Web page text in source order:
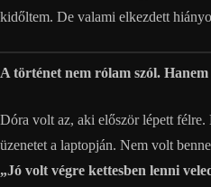
kidőltem. De valami elkezdett
A történet nem rólam szól.
Dóra volt az, aki először lépett
üzenetet a laptopján. Nem volt
„Jó volt végre kettesben lenni